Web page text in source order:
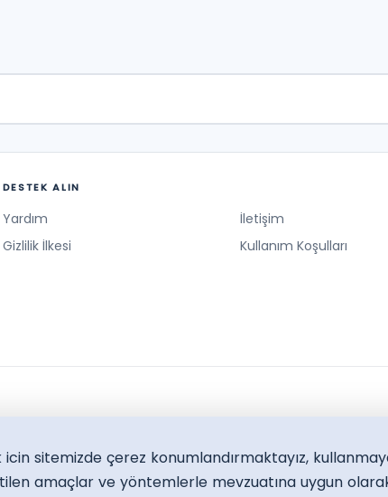
DESTEK ALIN
Yardım
İletişim
Gizlilik İlkesi
Kullanım Koşulları
sitemizde çerez konumlandırmaktayız,
amaçlar ve yöntemlerle mevzuatına uygun